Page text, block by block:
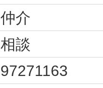
仲介
相談
97271163